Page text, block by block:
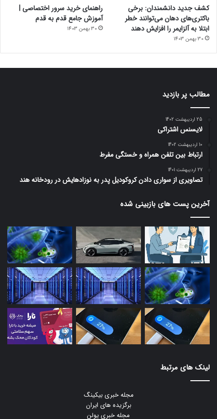
کشف جدید دانشمندان: برخی
باکتری‌های دهان می‌توانند خطر
ابتلا به آلزایمر را افزایش دهند
30 بهمن 1403
راهنمای خرید سرور اختصاصی |
آموزش جامع قدم به قدم
30 بهمن 1403
مطالب پر بازدید
25 اردیبهشت 1402
لایسنس اشتراکی
10 اردیبهشت 1402
ارتباط بین تلفن همراه و خستگی مفرط
27 اردیبهشت 1401
تصاویری از سواری دادن کروکودیل پدر به نوزادهایش در رودخانه هند
آخرین پست های بازبینی شده
لینک های مرتبط
مجله خبری بیکینگ
برگزیده های ایران
مجله خبری یولن